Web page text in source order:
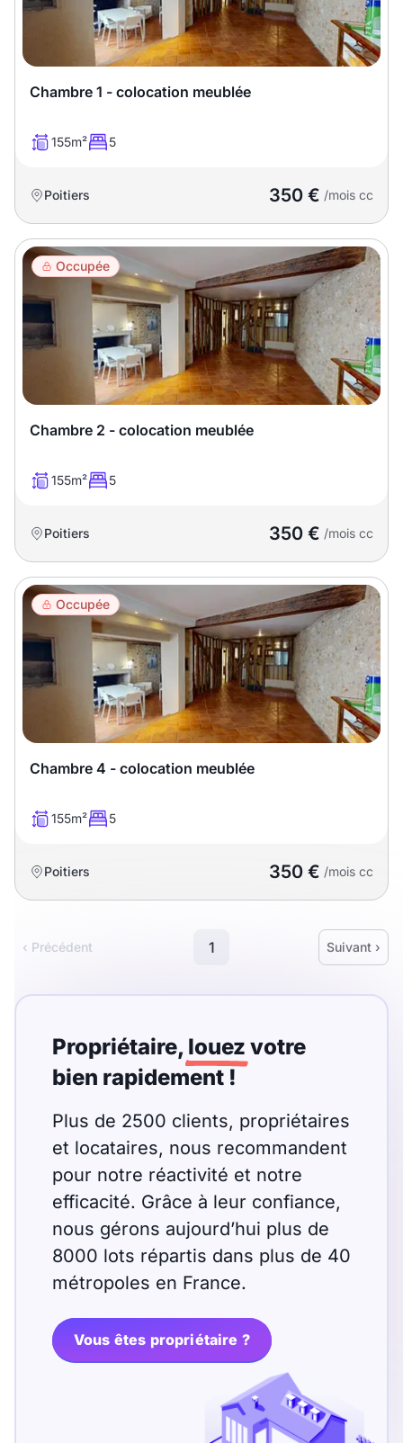
Chambre 1 - colocation meublée
155m² 5
Poitiers 350 € /mois cc
Occupée
Chambre 2 - colocation meublée
155m² 5
Poitiers 350 € /mois cc
Occupée
Chambre 4 - colocation meublée
155m² 5
Poitiers 350 € /mois cc
‹ Précédent 1 Suivant ›
Propriétaire, louez votre
bien rapidement !
Plus de 2500 clients, propriétaires
et locataires, nous recommandent
pour notre réactivité et notre
efficacité. Grâce à leur confiance,
nous gérons aujourd’hui plus de
8000 lots répartis dans plus de 40
métropoles en France.
Vous êtes propriétaire ?